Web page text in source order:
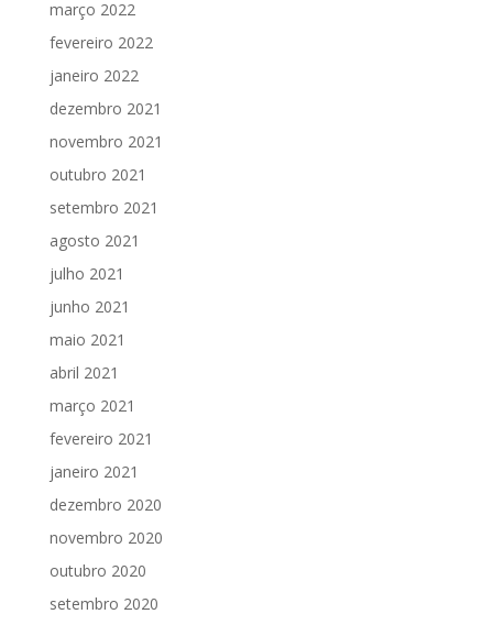
março 2022
fevereiro 2022
janeiro 2022
dezembro 2021
novembro 2021
outubro 2021
setembro 2021
agosto 2021
julho 2021
junho 2021
maio 2021
abril 2021
março 2021
fevereiro 2021
janeiro 2021
dezembro 2020
novembro 2020
outubro 2020
setembro 2020